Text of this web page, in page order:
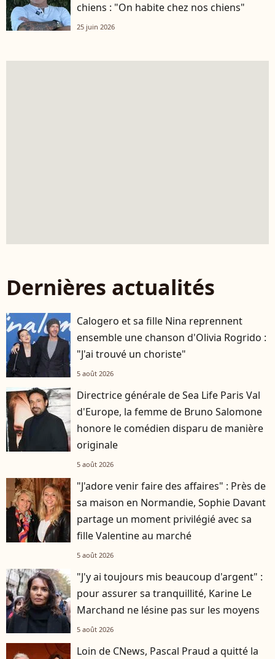
chiens : "On habite chez nos chiens"
25 juin 2026
Dernières actualités
Calogero et sa fille Nina reprennent
ensemble une chanson d'Olivia Rogrido :
"J'ai trouvé un choriste"
5 août 2026
Directrice générale de Sea Life Paris Val
d'Europe, la femme de Bruno Salomone
honore le comédien disparu de manière
originale
5 août 2026
"J'adore venir faire des affaires" : Près de
sa maison en Normandie, Sophie Davant
partage un moment privilégié avec sa
fille Valentine au marché
5 août 2026
"J'y ai toujours mis beaucoup d'argent" :
pour assurer sa tranquillité, Karine Le
Marchand ne lésine pas sur les moyens
5 août 2026
Loin de CNews, Pascal Praud a quitté la